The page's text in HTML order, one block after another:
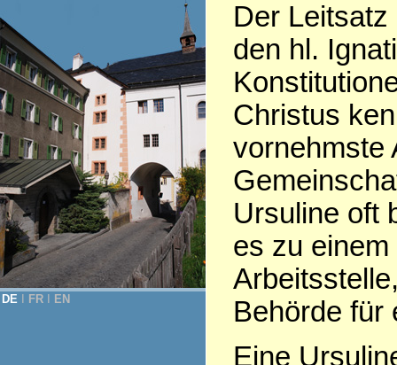
DE FR EN
Der
den hl.
Christus
vornehmste
Ursuline oft
es zu
Behörde für
Eine